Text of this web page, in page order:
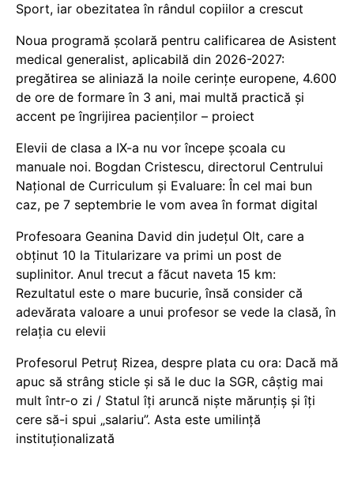
Sport, iar obezitatea în rândul copiilor a crescut
Noua programă școlară pentru calificarea de Asistent
medical generalist, aplicabilă din 2026-2027:
pregătirea se aliniază la noile cerințe europene, 4.600
de ore de formare în 3 ani, mai multă practică și
accent pe îngrijirea pacienților – proiect
Elevii de clasa a IX-a nu vor începe școala cu
manuale noi. Bogdan Cristescu, directorul Centrului
Național de Curriculum și Evaluare: În cel mai bun
caz, pe 7 septembrie le vom avea în format digital
Profesoara Geanina David din județul Olt, care a
obținut 10 la Titularizare va primi un post de
suplinitor. Anul trecut a făcut naveta 15 km:
Rezultatul este o mare bucurie, însă consider că
adevărata valoare a unui profesor se vede la clasă, în
relația cu elevii
Profesorul Petruț Rizea, despre plata cu ora: Dacă mă
apuc să strâng sticle și să le duc la SGR, câștig mai
mult într-o zi / Statul îți aruncă niște mărunțiș și îți
cere să-i spui „salariu”. Asta este umilință
instituționalizată